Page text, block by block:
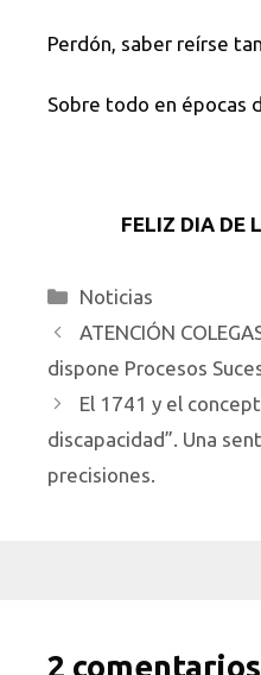
Perdón, saber reírse
Sobre todo en épocas
FELIZ DIA DE
Categorías
Noticias
ATENCIÓN
dispone Procesos
El 1741 y el
discapacidad”. Una
precisiones.
2